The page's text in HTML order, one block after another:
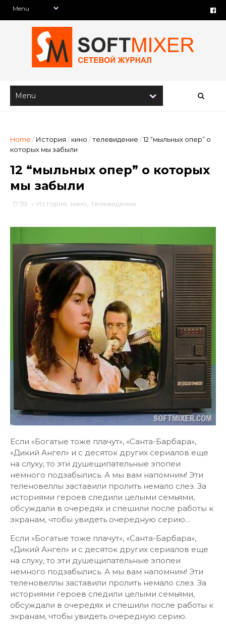
Home / История / кино /телевидение /12 “мыльных опер” о
которых мы забыли
12 “мыльных опер” о которых
мы забыли
17:59 - История кино телевидение
Если «Богатые тоже плачут», «Санта-Барбара»,
«Дикий Ангел» и с десяток других сериалов еще
на слуху, то эти душещипательные эпопеи
немного подзабылись. А мы вам напомним! Эти
теленовеллы заставили пролить немало слез. За
историями героев следили целыми семьями,
обсуждали в очередях и спешили после работы к
экранам, чтобы увидеть очередную серию…
Если «Богатые тоже плачут», «Санта-Барбара»,
«Дикий Ангел» и с десяток других сериалов еще
на слуху, то эти душещипательные эпопеи
немного подзабылись. А мы вам напомним! Эти
теленовеллы заставили пролить немало слез. За
историями героев следили целыми семьями,
обсуждали в очередях и спешили после работы к
экранам, чтобы увидеть очередную серию.